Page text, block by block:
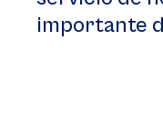
importante